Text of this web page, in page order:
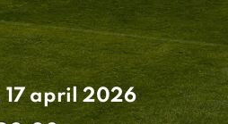
april 2026